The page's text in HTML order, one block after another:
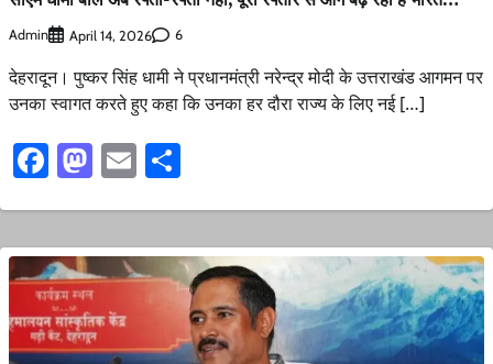
Admin April 14, 2026 6
देहरादून। पुष्कर सिंह धामी ने प्रधानमंत्री नरेन्द्र मोदी के उत्तराखंड आगमन पर
उनका स्वागत करते हुए कहा कि उनका हर दौरा राज्य के लिए नई […]
Facebook
Mastodon
Email